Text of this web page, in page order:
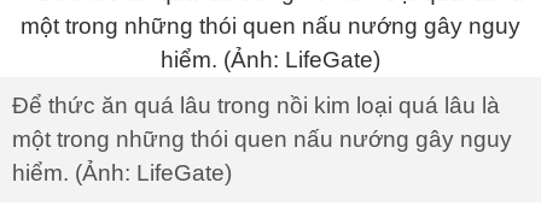
Để thức ăn quá lâu trong nồi kim loại quá lâu là
một trong những thói quen nấu nướng gây nguy
hiểm. (Ảnh: LifeGate)